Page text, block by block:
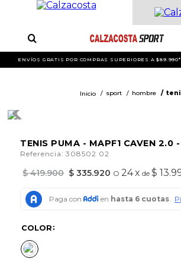
ENVÍOS GRATIS POR COMPRAS SUPERIORES A
sport hombre
TENIS PUMA - MAPF1 CAVEN 2.0
Referencia :308502 02
$ 419.900 $ 335.920 O 24x de$
COLOR